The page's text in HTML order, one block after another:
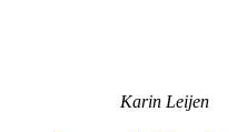
Karin Leijen